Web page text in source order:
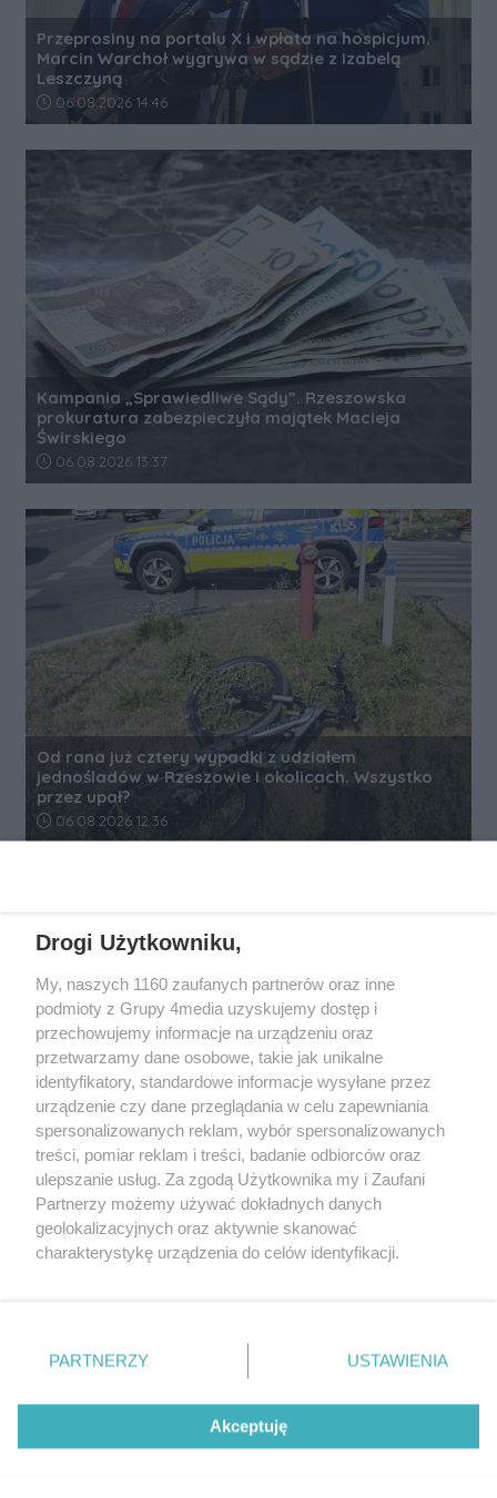
Przeprosiny na portalu X i wpłata na hospicjum.
Marcin Warchoł wygrywa w sądzie z Izabelą
Leszczyną
Data dodania artykułu:
06.08.2026 14:46
Kampania „Sprawiedliwe Sądy”. Rzeszowska
prokuratura zabezpieczyła majątek Macieja
Świrskiego
Data dodania artykułu:
06.08.2026 13:37
Od rana już cztery wypadki z udziałem
jednośladów w Rzeszowie i okolicach. Wszystko
przez upał?
Data dodania artykułu:
06.08.2026 12:36
Wydawcą rzeszow-info.pljest:
FUNDACJA MEDIÓW NIEZALEŻNYCH LIBERTAS
ul. Kopernika 10, 35-002 Rzeszów
e-mail:redakcja@rzeszow-info.pl
Zasady dodawania i publikacji komentarzy
Drogi Użytkowniku,
My, naszych 1160 zaufanych partnerów oraz inne
podmioty z Grupy 4media uzyskujemy dostęp i
przechowujemy informacje na urządzeniu oraz
przetwarzamy dane osobowe, takie jak unikalne
identyfikatory, standardowe informacje wysyłane przez
urządzenie czy dane przeglądania w celu zapewniania
spersonalizowanych reklam, wybór spersonalizowanych
treści, pomiar reklam i treści, badanie odbiorców oraz
ulepszanie usług. Za zgodą Użytkownika my i Zaufani
Partnerzy możemy używać dokładnych danych
geolokalizacyjnych oraz aktywnie skanować
charakterystykę urządzenia do celów identyfikacji.
zmienić/wycofać klikając przycisk ustawień prywatności
znajdujący się w lewym dolnym rogu strony
. Niektóre
użytkownika, ale masz prawo sprzeciwić się takiemu
przetwarzaniu. Preferencje będą miały zastosowania tylko
PARTNERZY USTAWIENIA
Akceptuję